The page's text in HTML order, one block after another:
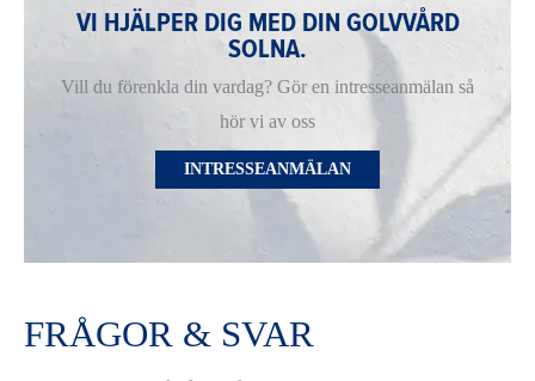
VI HJÄLPER DIG MED DIN GOLVVÅRD
SOLNA.
Vill du förenkla din vardag? Gör en intresseanmälan så
hör vi av oss
INTRESSEANMÄLAN
FRÅGOR & SVAR